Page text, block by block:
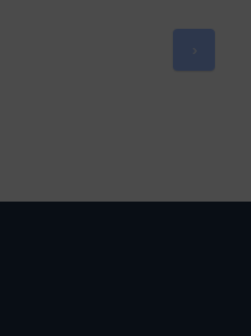
›